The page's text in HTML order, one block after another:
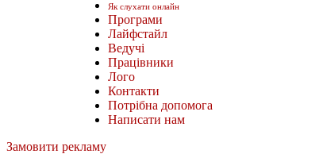
Як слухати онлайн
Програми
Лайфстайл
Ведучі
Працівники
Лого
Контакти
Потрібна допомога
Написати нам
Замовити рекламу